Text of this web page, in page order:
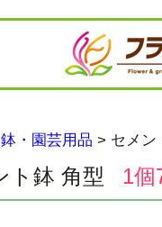
鉢・園芸用品 > セメン
ト鉢 角型 1個